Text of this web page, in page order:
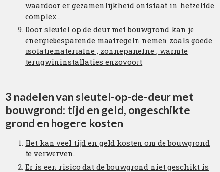
waardoor er gezamenlijkheid ontstaat in hetzelfde
complex .
Door sleutel op de deur met bouwgrond kan je
energiebesparende maatregeln nemen zoals goede
isolatiematerialne , zonnepanelne , warmte
terugwininstallaties enzovoort
3 nadelen van sleutel-op-de-deur met
bouwgrond: tijd en geld, ongeschikte
grond en hogere kosten
Het kan veel tijd en geld kosten om de bouwgrond
te verwerven.
Er is een risico dat de bouwgrond niet geschikt is